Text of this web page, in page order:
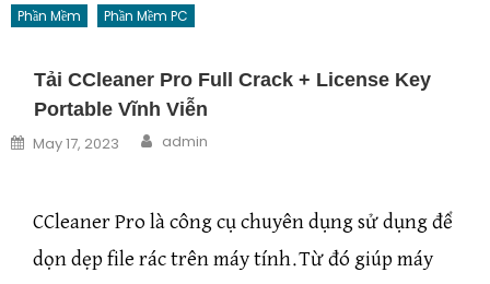
Phần Mềm Phần Mềm PC
Tải CCleaner Pro Full Crack + License Key
Portable Vĩnh Viễn
Posted on
May 17, 2023 Author
admin
CCleaner Pro là công cụ chuyên dụng sử dụng để
dọn dẹp file rác trên máy tính.Từ đó giúp máy